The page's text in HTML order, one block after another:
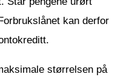
kan derfor
størrelsen på